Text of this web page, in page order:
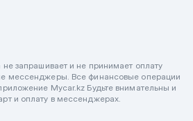
запрашивает и не принимает оплату
мессенджеры. Все финансовые операции
Mycar.kz Будьте внимательны и
и оплату в мессенджерах.